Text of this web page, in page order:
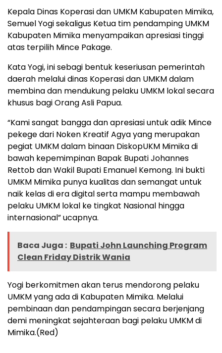
Kepala Dinas Koperasi dan UMKM Kabupaten Mimika,
Semuel Yogi sekaligus Ketua tim pendamping UMKM
Kabupaten Mimika menyampaikan apresiasi tinggi
atas terpilih Mince Pakage.
Kata Yogi, ini sebagi bentuk keseriusan pemerintah
daerah melalui dinas Koperasi dan UMKM dalam
membina dan mendukung pelaku UMKM lokal secara
khusus bagi Orang Asli Papua.
“Kami sangat bangga dan apresiasi untuk adik Mince
pekege dari Noken Kreatif Agya yang merupakan
pegiat UMKM dalam binaan DiskopUKM Mimika di
bawah kepemimpinan Bapak Bupati Johannes
Rettob dan Wakil Bupati Emanuel Kemong. Ini bukti
UMKM Mimika punya kualitas dan semangat untuk
naik kelas di era digital serta mampu membawah
pelaku UMKM lokal ke tingkat Nasional hingga
internasional” ucapnya.
Baca Juga : Bupati John Launching Program
Clean Friday Distrik Wania
Yogi berkomitmen akan terus mendorong pelaku
UMKM yang ada di Kabupaten Mimika. Melalui
pembinaan dan pendampingan secara berjenjang
demi meningkat sejahteraan bagi pelaku UMKM di
Mimika.(Red)